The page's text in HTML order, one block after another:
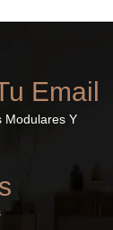
Email
Modulares Y